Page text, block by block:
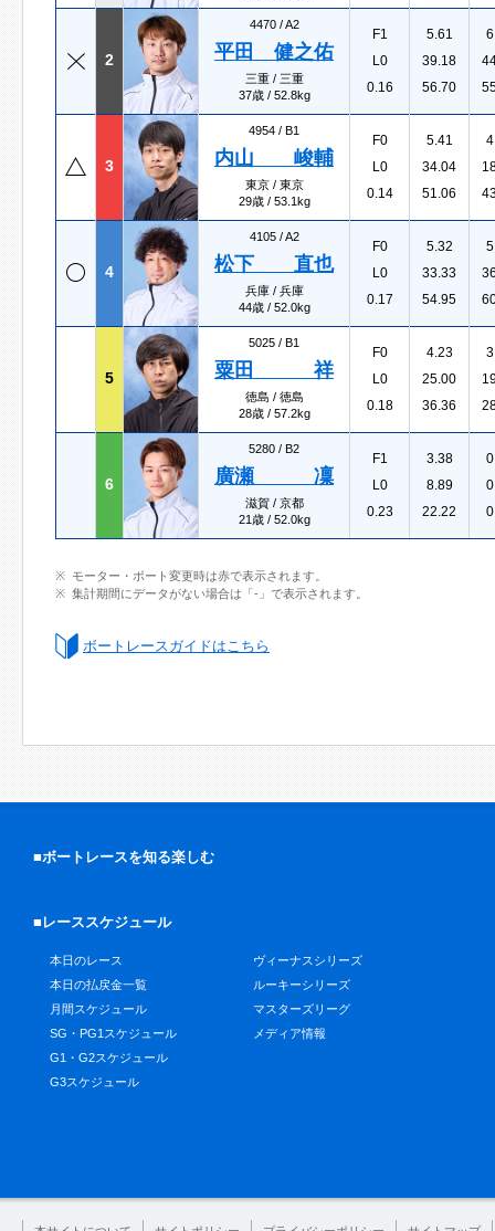
2
4470 /A2
平田 健之佑
三重 / 三重
37歳 / 52.8kg
F1
L0
0.16
5.61
39.18
56.70
3
4954 / B1
内山 峻輔
東京 / 東京
29歳 / 53.1kg
F0
L0
0.14
5.41
34.04
51.06
4
4105 /A2
松下 直也
兵庫 / 兵庫
44歳 / 52.0kg
F0
L0
0.17
5.32
33.33
54.95
5
5025 / B1
粟田 祥
徳島 / 徳島
28歳 / 57.2kg
F0
L0
0.18
4.23
25.00
36.36
6
5280 / B2
廣瀬 凜
滋賀 / 京都
21歳 / 52.0kg
F1
L0
0.23
3.38
8.89
22.22
モーター・ボート変更時は赤で表示されます。
集計期間にデータがない場合は「-」で表示されます。
ボートレースガイドはこちら
■ボートレースを知る楽しむ
■レーススケジュール
本日のレース
本日の払戻金一覧
月間スケジュール
SG・PG1スケジュール
G1・G2スケジュール
G3スケジュール
ヴィーナスシリーズ
ルーキーシリーズ
マスターズリーグ
メディア情報